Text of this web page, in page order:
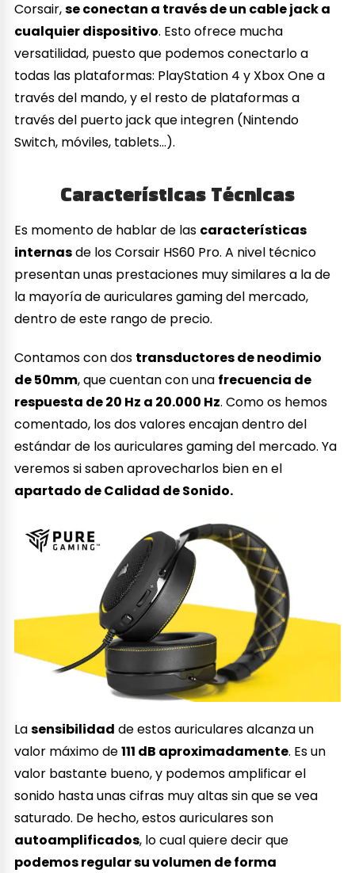
Corsair,se conectan a través de un cable jack a
cualquier dispositivo. Esto ofrece mucha
versatilidad, puesto que podemos conectarlo a
todas las plataformas: PlayStation 4 y Xbox One a
través del mando, y el resto de plataformas a
través del puerto jack que integren (Nintendo
Switch, móviles, tablets…).
Características Técnicas
Es momento de hablar de las características
internasde los Corsair HS60 Pro. A nivel técnico
presentan unas prestaciones muy similares a la de
la mayoría de auriculares gaming del mercado,
dentro de este rango de precio.
Contamos con dos transductores de neodimio
de 50mm, que cuentan con una frecuencia de
respuesta de 20 Hz a 20.000 Hz. Como os hemos
comentado, los dos valores encajan dentro del
estándar de los auriculares gaming del mercado. Ya
veremos si saben aprovecharlos bien en el
apartado de Calidad de Sonido.
Lasensibilidad de estos auriculares alcanza un
valor máximo de111 dB aproximadamente. Es un
valor bastante bueno, y podemos amplificar el
sonido hasta unas cifras muy altas sin que se vea
saturado. De hecho, estos auriculares son
autoamplificados, lo cual quiere decir que
podemos regular su volumen de forma